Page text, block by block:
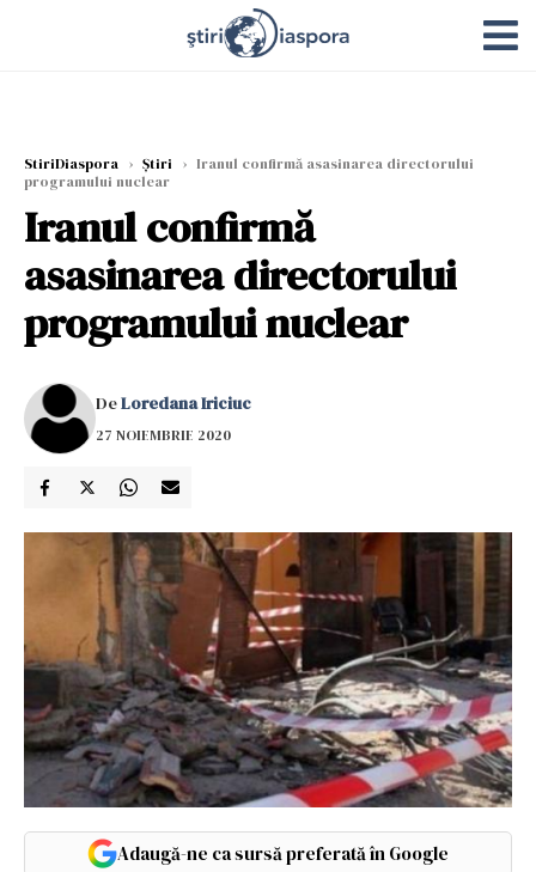
StiriDiaspora › Știri › Iranul confirmă asasinarea directorului
programului nuclear
Iranul confirmă
asasinarea directorului
programului nuclear
DeLoredana Iriciuc
27 NOIEMBRIE 2020
Adaugă-ne ca sursă preferată în Google